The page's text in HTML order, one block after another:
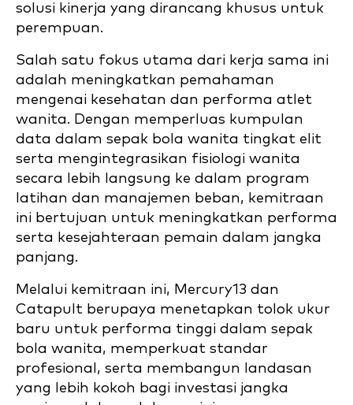
solusi kinerja yang dirancang khusus untuk
perempuan.
Salah satu fokus utama dari kerja sama ini
adalah meningkatkan pemahaman
mengenai kesehatan dan performa atlet
wanita. Dengan memperluas kumpulan
data dalam sepak bola wanita tingkat elit
serta mengintegrasikan fisiologi wanita
secara lebih langsung ke dalam program
latihan dan manajemen beban, kemitraan
ini bertujuan untuk meningkatkan performa
serta kesejahteraan pemain dalam jangka
panjang.
Melalui kemitraan ini, Mercury13 dan
Catapult berupaya menetapkan tolok ukur
baru untuk performa tinggi dalam sepak
bola wanita, memperkuat standar
profesional, serta membangun landasan
yang lebih kokoh bagi investasi jangka